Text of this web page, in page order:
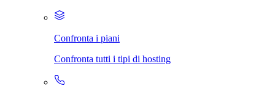
Confronta i piani
Confronta tutti i tipi di hosting